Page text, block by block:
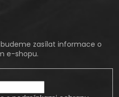
zasílat informace o
e-shopu.